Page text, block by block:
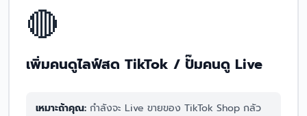
🔴
เพิ่มคนดูไลฟ์สด TikTok / ปั๊มคนดู Live
เหมาะถ้าคุณ: กำลังจะ Live ขายของ TikTok Shop กลัว